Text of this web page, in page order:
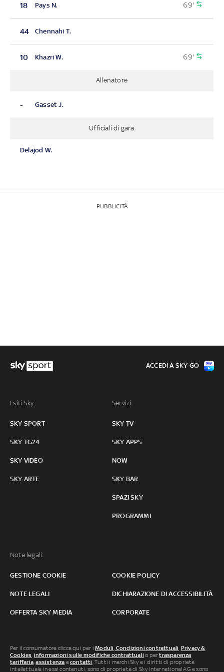
18 Pays N. 69'
44 Chennahi T.
10 Khazri W. 69'
Allenatore
- Gasset J.
Ufficiali di gara
Delajod W.
PUBBLICITÀ
I siti Sky:
SKY SPORT
SKY TG24
SKY VIDEO
SKY ARTE
Servizi:
SKY TV
SKY APPS
NOW
SKY BAR
SPAZI SKY
PROGRAMMI
Note legali:
GESTIONE COOKIE COOKIE POLICY
NOTE LEGALI DICHIARAZIONE DI ACCESSIBILITÀ
OFFERTA SKY MEDIA CORPORATE
ACCEDI A SKY GO
Per il consumatore clicca qui per iModuli, Condizioni contrattuali Privacy &
Cookies informazioni sulle modifiche contrattuali o pertrasparenza
tariffaria ,assistenza econtatti . Tutti i marchi Sky e i diritti di proprietà
intellettuale in essi contenuti, sono di proprietà di Sky international AG e sono